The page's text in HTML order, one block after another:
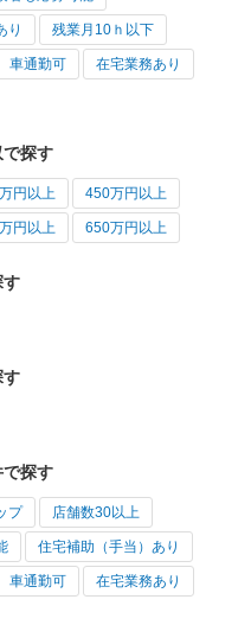
り 残業月10ｈ以下
車通勤可 在宅業務あり
探す
円以上 450万円以上
円以上 650万円以上
す
す
探す
プ 店舗数30以上
住宅補助（手当）あり
車通勤可 在宅業務あり